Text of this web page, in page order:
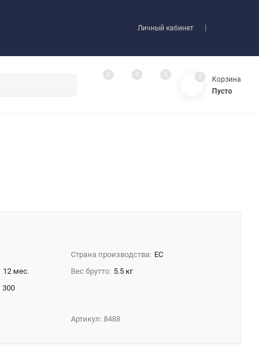
Личный кабинет
0 0 0 0
Корзина
Пусто
Страна производства: EC
12 мес. Вес брутто: 5.5 кг
300
Артикул:8488